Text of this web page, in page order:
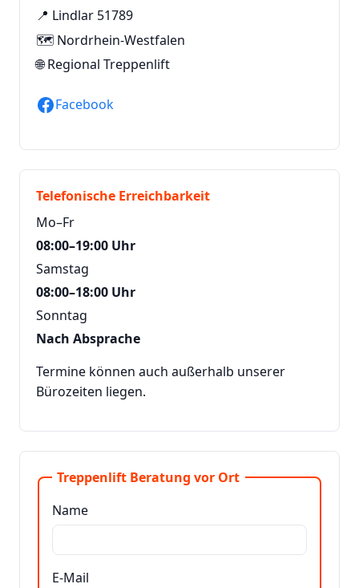
📍 Lindlar 51789
🗺️ Nordrhein-Westfalen
🌐Regional Treppenlift
Facebook
Telefonische Erreichbarkeit
Mo–Fr
08:00–19:00 Uhr
Samstag
08:00–18:00 Uhr
Sonntag
Nach Absprache
Termine können auch außerhalb unserer
Bürozeiten liegen.
Treppenlift Beratung vor Ort
Name
E-Mail